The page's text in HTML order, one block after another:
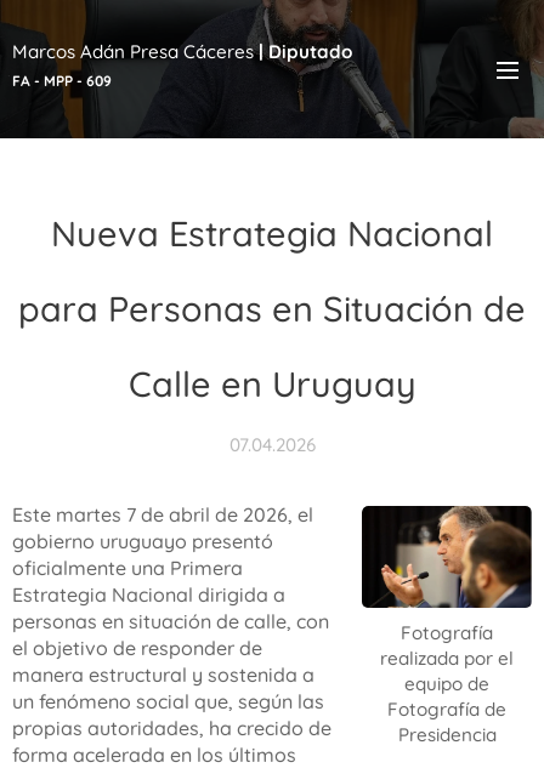
Marcos Adán Presa Cáceres|Diputado
FA - MPP - 609
Nueva Estrategia Nacional
para Personas en Situación de
Calle en Uruguay
07.04.2026
Fotografía
realizada por el
equipo de
Fotografía de
Presidencia
Este martes 7 de abril de 2026, el
gobierno uruguayo presentó
oficialmente una Primera
Estrategia Nacional dirigida a
personas en situación de calle, con
el objetivo de responder de
manera estructural y sostenida a
un fenómeno social que, según las
propias autoridades, ha crecido de
forma acelerada en los últimos